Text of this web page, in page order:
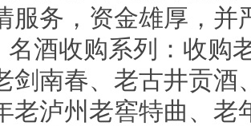
服务，资金雄厚，并
名酒收购系列：收购
剑南春、老古井贡酒
老泸州老窖特曲、老